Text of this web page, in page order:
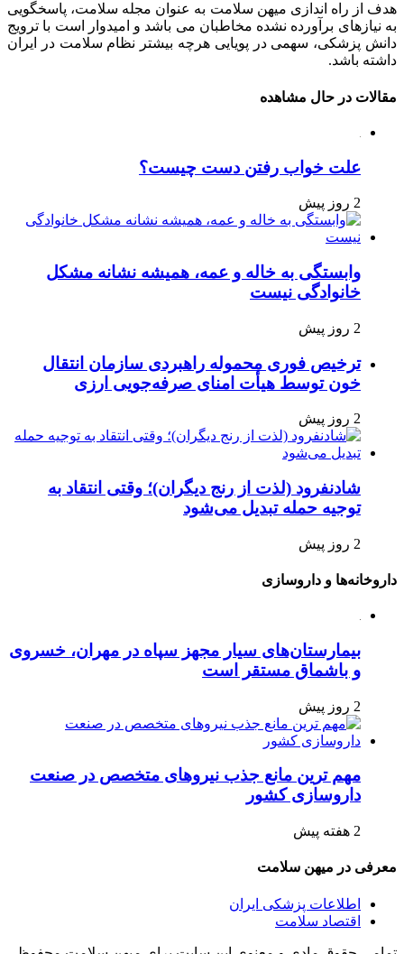
هدف از راه اندازی میهن سلامت به عنوان مجله سلامت، پاسخگویی
به نیازهای برآورده نشده مخاطبان می باشد و امیدوار است با ترویج
دانش پزشکی، سهمی در پویایی هرچه بیشتر نظام سلامت در ایران
داشته باشد.
مقالات در حال مشاهده
علت خواب رفتن دست چیست؟
2 روز پیش
وابستگی به خاله و عمه، همیشه نشانه مشکل
خانوادگی نیست
2 روز پیش
ترخیص فوری محموله راهبردی سازمان انتقال
خون توسط هیأت امنای صرفه‌جویی ارزی
2 روز پیش
شادنفرود (لذت از رنج دیگران)؛ وقتی انتقاد به
توجیه حمله تبدیل می‌شود
2 روز پیش
داروخانه‌ها و داروسازی
بیمارستان‌های سیار مجهز سپاه در مهران، خسروی
و باشماق مستقر است
2 روز پیش
مهم ترین مانع جذب نیروهای متخصص در صنعت
داروسازی کشور
2 هفته پیش
معرفی در میهن سلامت
اطلاعات پزشکی ایران
اقتصاد سلامت